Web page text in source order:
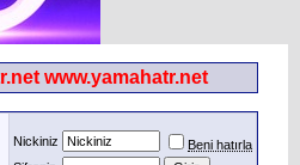
Nickiniz
Beni hatırla